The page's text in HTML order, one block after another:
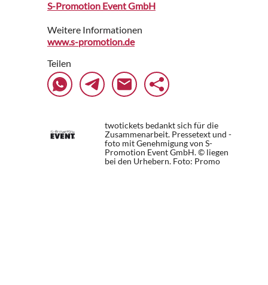
S-Promotion Event GmbH
Weitere Informationen
www.s-promotion.de
Teilen
twotickets bedankt sich für die
Zusammenarbeit. Pressetext und -
foto mit Genehmigung von S-
Promotion Event GmbH. © liegen
bei den Urhebern. Foto: Promo